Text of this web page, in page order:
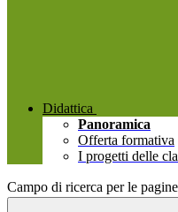
Didattica
Panoramica
Offerta formativa
I progetti delle
Campo di ricerca per le